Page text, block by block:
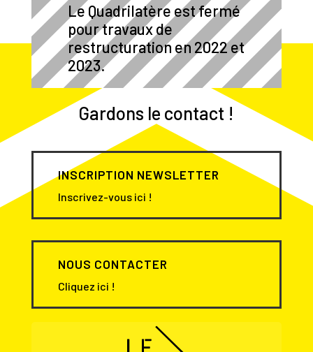
Le Quadrilatère est fermé
pour travaux de
restructuration en 2022 et
2023.
Gardons le contact !
INSCRIPTION NEWSLETTER
Inscrivez-vous ici !
NOUS CONTACTER
Cliquez ici !